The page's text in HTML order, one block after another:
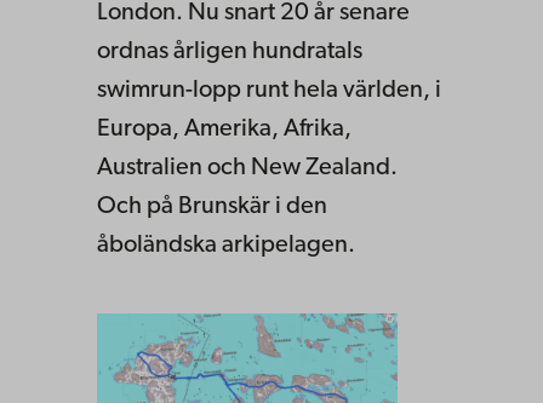
London. Nu snart 20 år senare
ordnas årligen hundratals
swimrun-lopp runt hela världen, i
Europa, Amerika, Afrika,
Australien och New Zealand.
Och på Brunskär i den
åboländska arkipelagen.